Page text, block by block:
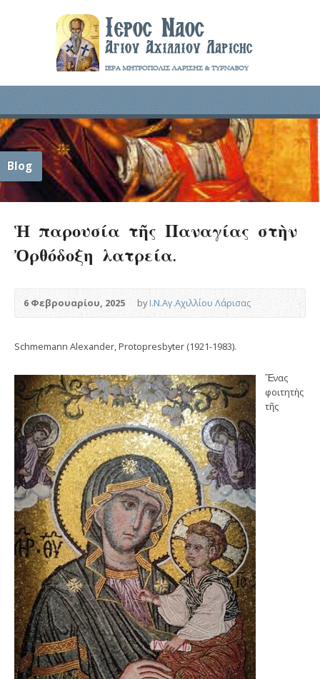
Blog
Ἡ παρουσία τῆς Παναγίας στὴν
Ὀρθόδοξη λατρεία.
6 Φεβρουαρίου, 2025 byΙ.Ν.Αγ.Αχιλλίου Λάρισας
Schmemann Alexander, Protopresbyter (1921-1983).
Ἕνας
φοιτητὴς
τῆς